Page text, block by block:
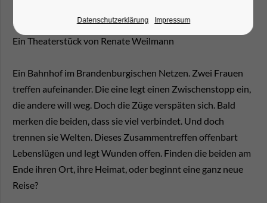
Ein Theaterstück von Renate Weilmann
Ein Bahnhof im Brandenburgischen Netzen. Zwei Frauen
treffen aufeinander. Die eine legt einen Zwischenstopp ein,
die andere will weg. Doch die Züge verspäten sich. Bald
merken die beiden, dass sie viel verbindet. Und doch
trennen sie Welten. Dieses Zusammentreffen offenbart
Lebenslügen und legt Wunden offen. Finden die beiden am
Ende ihren Ort, ihre Heimat, oder beginnt eine ganz neue
Reise?
Datenschutzerklärung Impressum